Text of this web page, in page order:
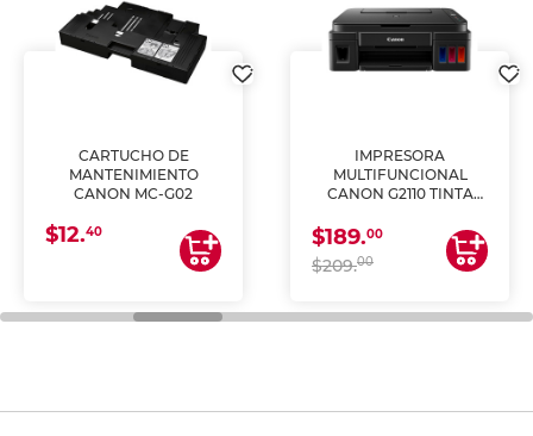
CARTUCHO DE
MANTENIMIENTO
CANON MC-G02
$12.40
IMPRESORA
MULTIFUNCIONAL
CANON G2110 TINTA
$189.00
$209.00